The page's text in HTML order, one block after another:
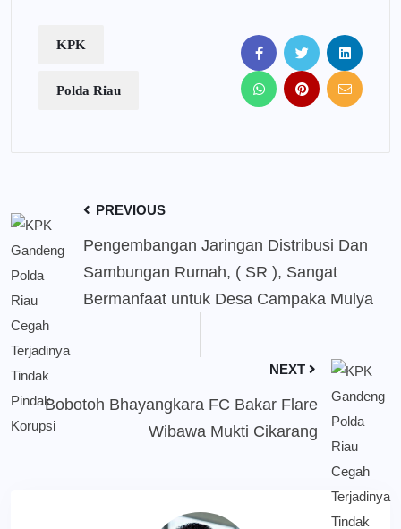
KPK
Polda Riau
PREVIOUS
Pengembangan Jaringan Distribusi Dan
Sambungan Rumah, ( SR ), Sangat
Bermanfaat untuk Desa Campaka Mulya
NEXT
Bobotoh Bhayangkara FC Bakar Flare
Wibawa Mukti Cikarang